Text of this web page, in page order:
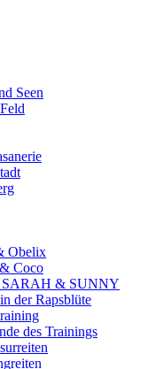
Seen
Obelix
Coco
& SUNNY
der Rapsblüte
des Trainings